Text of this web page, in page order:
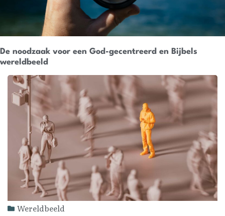
De noodzaak voor een God-gecentreerd en Bijbels
wereldbeeld
Wereldbeeld